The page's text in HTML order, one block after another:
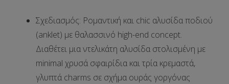
Σχεδιασμός: Ρομαντική και chic αλυσίδα ποδιού
(anklet) με θαλασσινό high-end concept.
Διαθέτει μια ντελικάτη αλυσίδα στολισμένη με
minimal χρυσά σφαιρίδια και τρία κρεμαστά,
γλυπτά charms σε σχήμα ουράς γοργόνας